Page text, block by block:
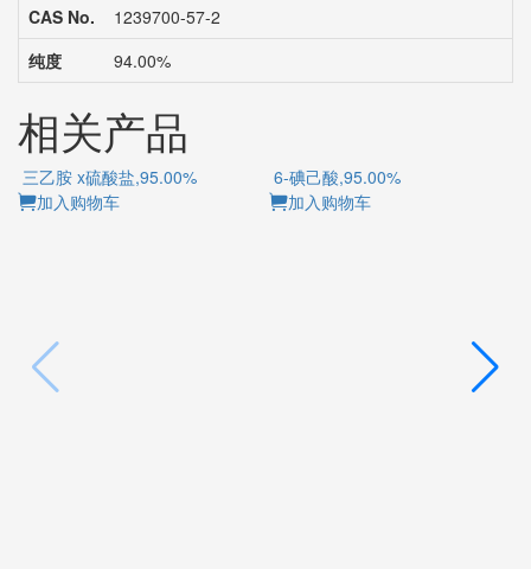
CAS No.
1239700-57-2
纯度
94.00%
相关产品
三乙胺 x硫酸盐,95.00%
加入购物车
6-碘己酸,95.00%
加入购物车